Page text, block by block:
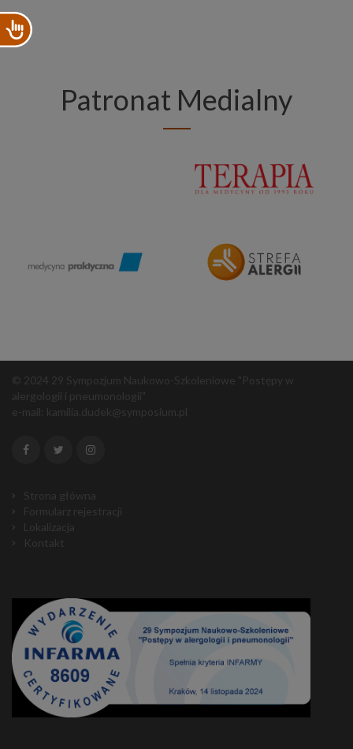
Dostępność
Patronat Medialny
© 2024 29 Sympozjum Naukowo-Szkoleniowe "Postępy w
alergologii i pneumonologii"
e-mail: kamilia.dudek@symposium.pl
Strona główna
Formularz rejestracji
Lokalizacja
Kontakt